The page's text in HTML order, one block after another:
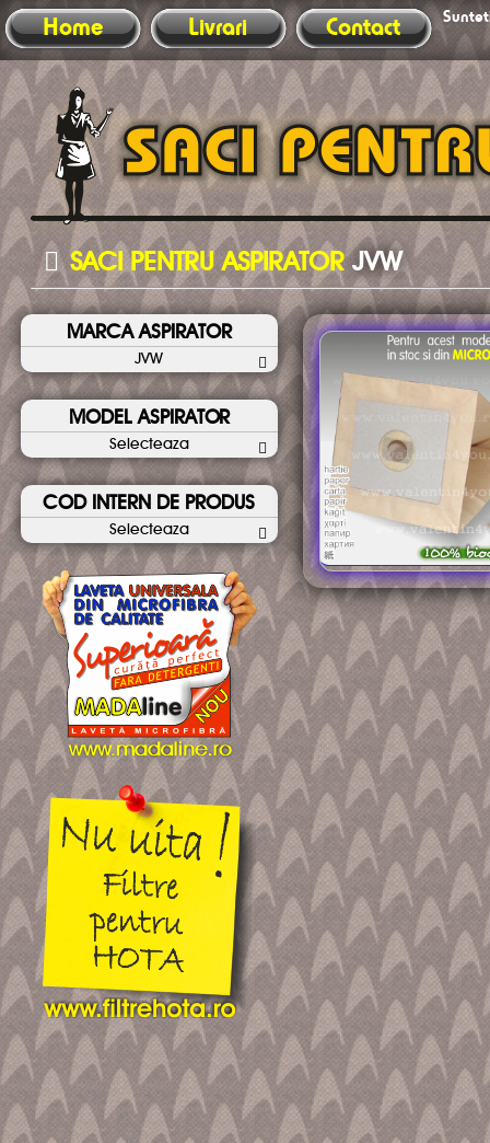
Home Livrari Contact
SACI PENTRU ASPIRATORJVW
MARCA ASPIRATOR
JVW
MODEL ASPIRATOR
Selecteaza
COD INTERN DE PRODUS
Selecteaza